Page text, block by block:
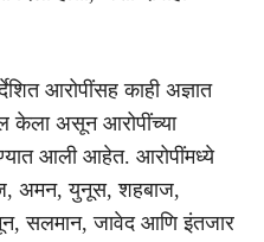
आरोपींसह काही अज्ञात
केला असून आरोपींच्या
आली आहेत. आरोपींमध्ये
अमन, युनूस, शहबाज,
सलमान, जावेद आणि इंतजार